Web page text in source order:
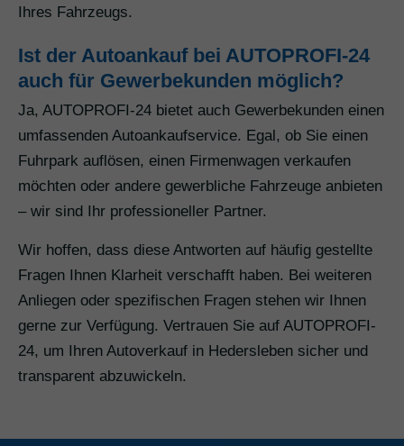
Ihres Fahrzeugs.
Ist der Autoankauf bei AUTOPROFI-24
auch für Gewerbekunden möglich?
Ja, AUTOPROFI-24 bietet auch Gewerbekunden einen
umfassenden Autoankaufservice. Egal, ob Sie einen
Fuhrpark auflösen, einen Firmenwagen verkaufen
möchten oder andere gewerbliche Fahrzeuge anbieten
– wir sind Ihr professioneller Partner.
Wir hoffen, dass diese Antworten auf häufig gestellte
Fragen Ihnen Klarheit verschafft haben. Bei weiteren
Anliegen oder spezifischen Fragen stehen wir Ihnen
gerne zur Verfügung. Vertrauen Sie auf AUTOPROFI-
24, um Ihren Autoverkauf in Hedersleben sicher und
transparent abzuwickeln.